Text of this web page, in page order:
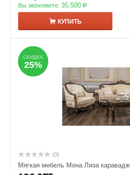
Вы экономите: 35,500 Р
КУПИТЬ
СКИДКА
25%
СКИДКА
25%
(0)
Мягкая мебель Мона Лиза